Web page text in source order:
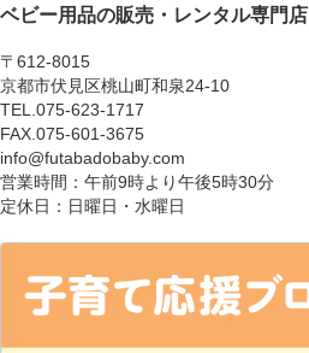
ベビー用品の販売・レンタル専門店
〒612-8015
京都市伏見区桃山町和泉24-10
TEL.075-623-1717
FAX.075-601-3675
info@futabadobaby.com
営業時間：午前9時より午後5時30分
定休日：日曜日・水曜日